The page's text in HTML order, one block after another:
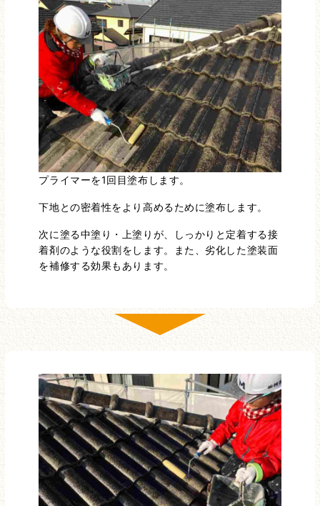
プライマーを1回目塗布します。
下地との密着性をより高めるために塗布します。
次に塗る中塗り・上塗りが、しっかりと定着する接
着剤のような役割をします。また、劣化した塗装面
を補修する効果もあります。